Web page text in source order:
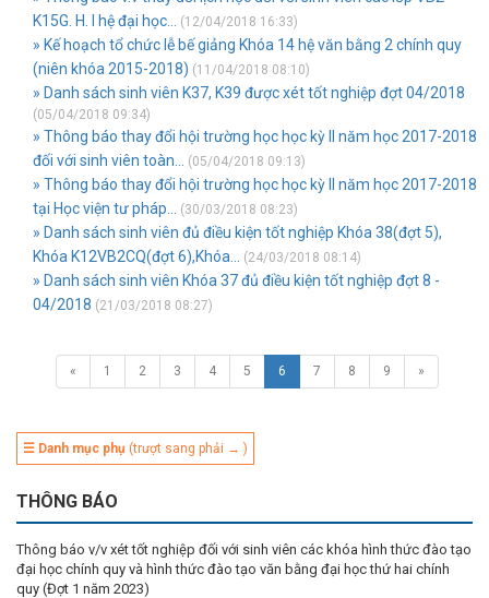
K15G. H. I hệ đại học...
(12/04/2018 16:33)
» Kế hoạch tổ chức lễ bế giảng Khóa 14 hệ văn bằng 2 chính quy
(niên khóa 2015-2018) (11/04/2018 08:10)
» Danh sách sinh viên K37, K39 được xét tốt nghiệp đợt 04/2018
(05/04/2018 09:34)
» Thông báo thay đổi hội trường học học kỳ II năm học 2017-2018
đối với sinh viên toàn...
(05/04/2018 09:13)
» Thông báo thay đổi hội trường học học kỳ II năm học 2017-2018
tại Học viện tư pháp...
(30/03/2018 08:23)
» Danh sách sinh viên đủ điều kiện tốt nghiệp Khóa 38(đợt 5),
Khóa K12VB2CQ(đợt 6),Khóa...
(24/03/2018 08:14)
» Danh sách sinh viên Khóa 37 đủ điều kiện tốt nghiệp đợt 8 -
04/2018 (21/03/2018 08:27)
« 1 2 3 4 5 6 7 8 9 »
☰ Danh mục phụ (trượt sang phải → )
THÔNG BÁO
Thông báo v/v xét tốt nghiệp đối với sinh viên các khóa hình thức đào tạo
đại học chính quy và hình thức đào tạo văn bằng đại học thứ hai chính
quy (Đợt 1 năm 2023)